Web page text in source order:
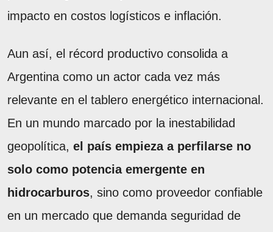
impacto en costos logísticos e inflación.
Aun así, el récord productivo consolida a
Argentina como un actor cada vez más
relevante en el tablero energético internacional.
En un mundo marcado por la inestabilidad
geopolítica, el país empieza a perfilarse no
solo como potencia emergente en
hidrocarburos, sino como proveedor confiable
en un mercado que demanda seguridad de